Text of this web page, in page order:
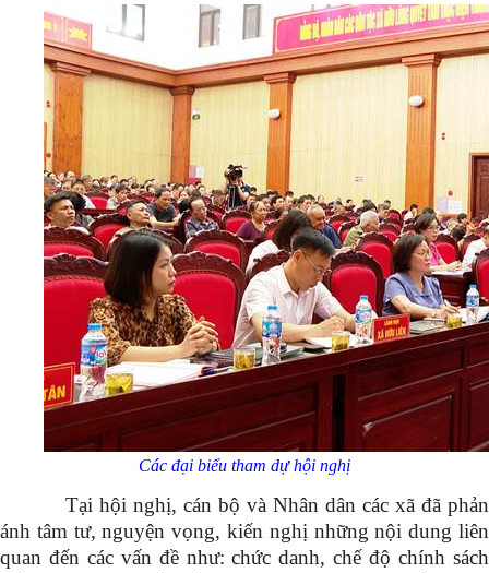
Các đại biểu tham dự hội nghị
Tại hội nghị, cán bộ và Nhân dân các xã đã phản
ánh tâm tư, nguyện vọng, kiến nghị những nội dung liên
quan đến các vấn đề như: chức danh, chế độ chính sách